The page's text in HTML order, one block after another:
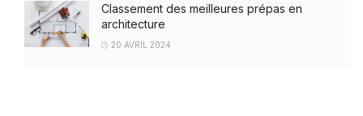
Classement des meilleures prépas en
architecture
20 AVRIL 2024